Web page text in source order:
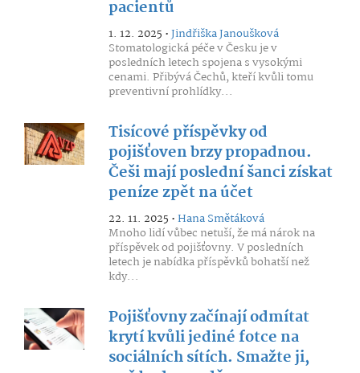
pacientů
1. 12. 2025 •Jindřiška Janoušková
Stomatologická péče v Česku je v
posledních letech spojena s vysokými
cenami. Přibývá Čechů, kteří kvůli tomu
preventivní prohlídky...
Tisícové příspěvky od
pojišťoven brzy propadnou.
Češi mají poslední šanci získat
peníze zpět na účet
22. 11. 2025 •Hana Smětáková
Mnoho lidí vůbec netuší, že má nárok na
příspěvek od pojišťovny. V posledních
letech je nabídka příspěvků bohatší než
kdy...
Pojišťovny začínají odmítat
krytí kvůli jediné fotce na
sociálních sítích. Smažte ji,